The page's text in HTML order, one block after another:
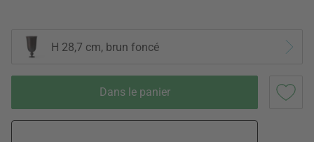
H 28,7 cm, brun foncé
Dans le panier